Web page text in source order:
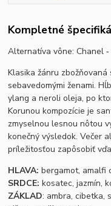
Kompletné
Alternatíva vône: Chanel
Klasika žánru
sebavedomými ženami.
ylang a neroli oleja, po
Korunou kompozície je
zmyselnou lesnou nôtou
konečný výsledok. Večer
príležitosťou zapôsobiť
HLAVA:bergamot, amalfi
SRDCE: kosatec, jazmín,
ZÁKLAD: ambra, cibetka,